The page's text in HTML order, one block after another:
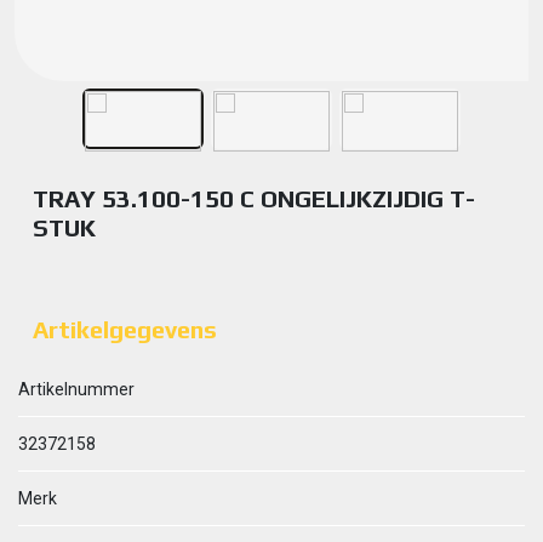
TRAY 53.100-150 C ONGELIJKZIJDIG T-
STUK
Artikelgegevens
Artikelnummer
32372158
Merk